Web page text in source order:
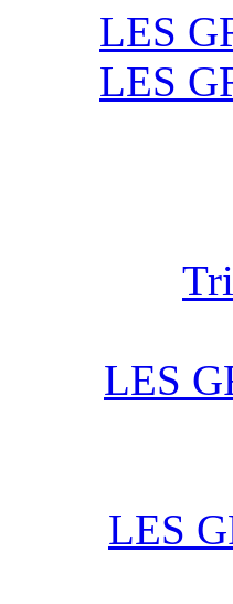
LES
LES
LES
LES